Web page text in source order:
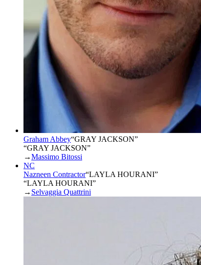
Graham Abbey“GRAY JACKSON”
“GRAY JACKSON”
→Massimo Bitossi
NC
Nazneen Contractor“LAYLA HOURANI”
“LAYLA HOURANI”
→ Selvaggia Quattrini